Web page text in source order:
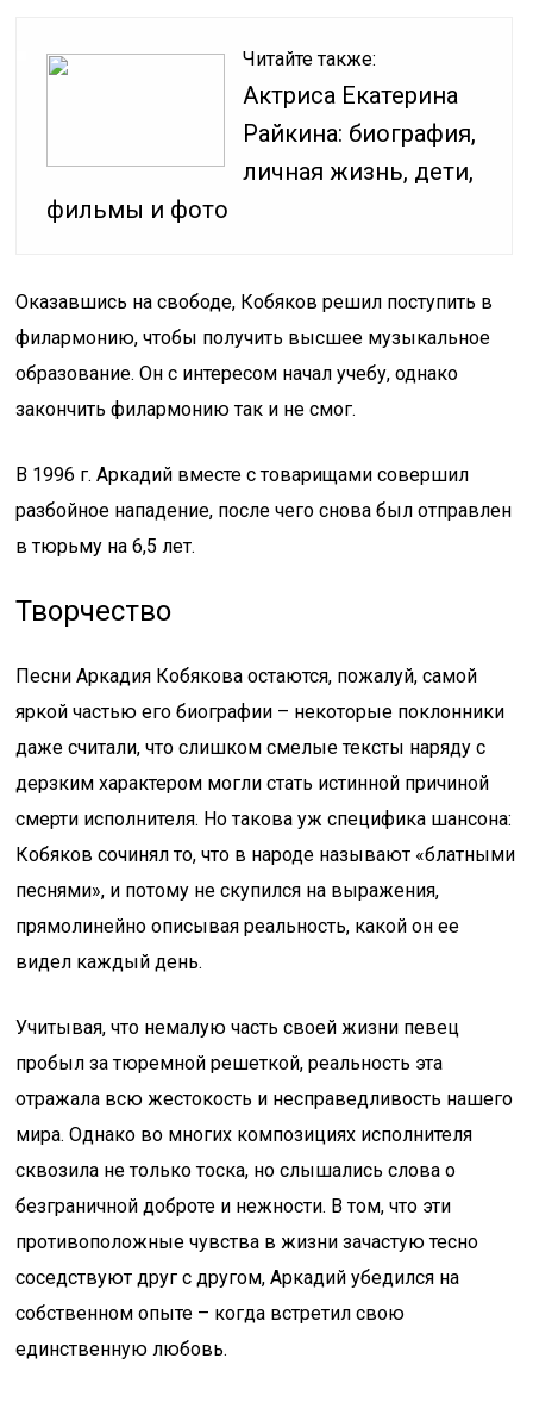
Читайте также:
Актриса Екатерина
Райкина: биография,
личная жизнь, дети,
фильмы и фото
Оказавшись на свободе, Кобяков решил поступить в
филармонию, чтобы получить высшее музыкальное
образование. Он с интересом начал учебу, однако
закончить филармонию так и не смог.
В 1996 г. Аркадий вместе с товарищами совершил
разбойное нападение, после чего снова был отправлен
в тюрьму на 6,5 лет.
Творчество
Песни Аркадия Кобякова остаются, пожалуй, самой
яркой частью его биографии – некоторые поклонники
даже считали, что слишком смелые тексты наряду с
дерзким характером могли стать истинной причиной
смерти исполнителя. Но такова уж специфика шансона:
Кобяков сочинял то, что в народе называют «блатными
песнями», и потому не скупился на выражения,
прямолинейно описывая реальность, какой он ее
видел каждый день.
Учитывая, что немалую часть своей жизни певец
пробыл за тюремной решеткой, реальность эта
отражала всю жестокость и несправедливость нашего
мира. Однако во многих композициях исполнителя
сквозила не только тоска, но слышались слова о
безграничной доброте и нежности. В том, что эти
противоположные чувства в жизни зачастую тесно
соседствуют друг с другом, Аркадий убедился на
собственном опыте – когда встретил свою
единственную любовь.